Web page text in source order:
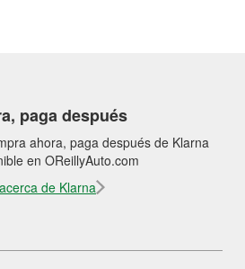
paga después
ahora, paga después de Klarna
en OReillyAuto.com
de Klarna